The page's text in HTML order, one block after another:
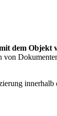
dem Objekt
von
innerhalb